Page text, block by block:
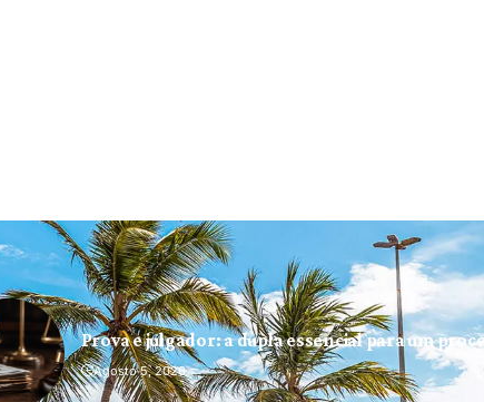
Prova e julgador: a dupla essencial para um
Agosto 5, 2026